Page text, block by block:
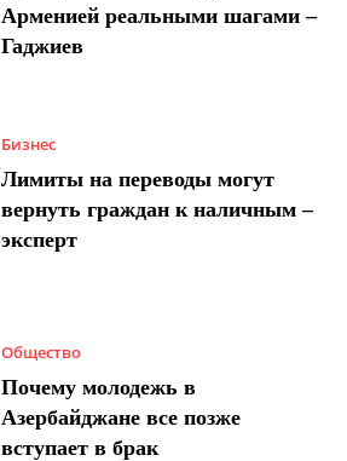
Арменией реальными шагами –
Гаджиев
Бизнес
Лимиты на переводы могут
вернуть граждан к наличным –
эксперт
Общество
Почему молодежь в
Азербайджане все позже
вступает в брак